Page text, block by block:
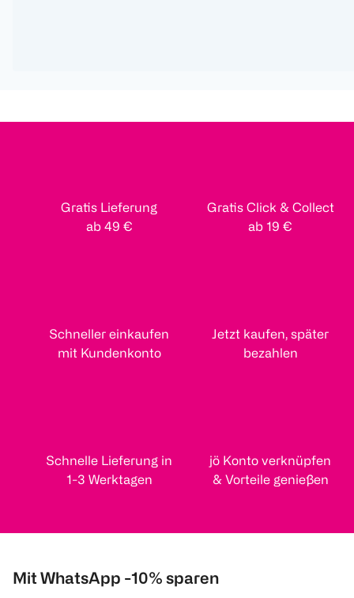
Gratis Lieferung
ab 49 €
Gratis Click & Collect
ab 19 €
Schneller einkaufen
mit Kundenkonto
Jetzt kaufen, später
bezahlen
Schnelle Lieferung in
1-3 Werktagen
jö Konto verknüpfen
& Vorteile genießen
Mit WhatsApp -10% sparen